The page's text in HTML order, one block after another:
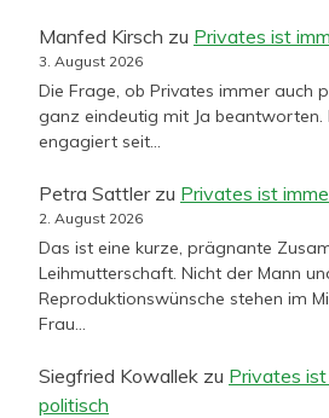
Manfed Kirsch zu Privates ist
3. August 2026
Die Frage, ob Privates immer auch
ganz eindeutig mit Ja beantworten.
engagiert seit…
Petra Sattlerzu Privates ist
2. August 2026
Das ist eine kurze, prägnante
Leihmutterschaft. Nicht der Mann
Reproduktionswünsche stehen im
Frau…
Siegfried Kowallek zu Privates
politisch